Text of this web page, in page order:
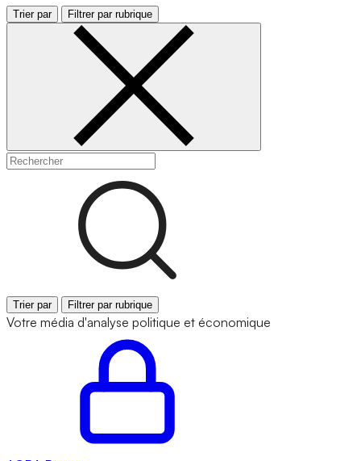
Trier par Filtrer par rubrique
Trier par Filtrer par rubrique
Votre média d'analyse politique et économique